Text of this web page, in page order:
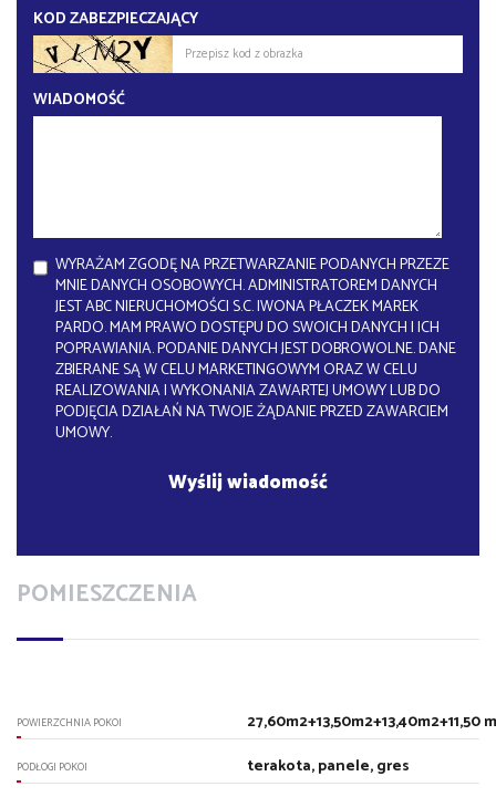
KOD ZABEZPIECZAJĄCY
WIADOMOŚĆ
WYRAŻAM ZGODĘ NA PRZETWARZANIE PODANYCH PRZEZE
MNIE DANYCH OSOBOWYCH. ADMINISTRATOREM DANYCH
JEST ABC NIERUCHOMOŚCI S.C. IWONA PŁACZEK MAREK
PARDO. MAM PRAWO DOSTĘPU DO SWOICH DANYCH I ICH
POPRAWIANIA. PODANIE DANYCH JEST DOBROWOLNE. DANE
ZBIERANE SĄ W CELU MARKETINGOWYM ORAZ W CELU
REALIZOWANIA I WYKONANIA ZAWARTEJ UMOWY LUB DO
PODJĘCIA DZIAŁAŃ NA TWOJE ŻĄDANIE PRZED ZAWARCIEM
UMOWY.
POMIESZCZENIA
POWIERZCHNIA POKOI 27,60m2+13,50m2+13,40m2+11,50 m
PODŁOGI POKOI terakota, panele, gres